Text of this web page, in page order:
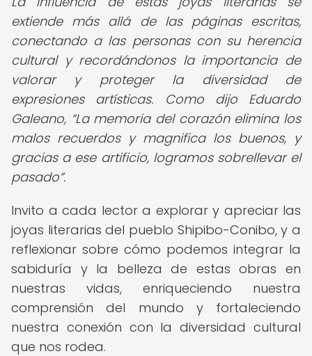
extiende más allá de las páginas escritas,
conectando a las personas con su herencia
cultural y recordándonos la importancia de
valorar y proteger la diversidad de
expresiones artísticas. Como dijo Eduardo
Galeano, La memoria del corazón elimina los
malos recuerdos y magnifica los buenos, y
gracias a ese artificio, logramos sobrellevar el
pasado .
Invito a cada lector a explorar y apreciar las
joyas literarias del pueblo Shipibo-Conibo, y a
reflexionar sobre cómo podemos integrar la
sabiduría y la belleza de estas obras en
nuestras vidas, enriqueciendo nuestra
comprensión del mundo y fortaleciendo
nuestra conexión con la diversidad cultural
que nos rodea.